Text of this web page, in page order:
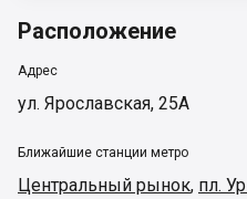
Расположение
Адрес
ул. Ярославская, 25А
Ближайшие станции метро
Центральный рынок, пл.